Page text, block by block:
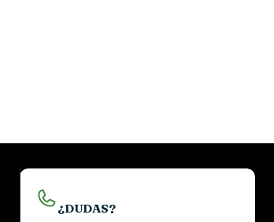
¿DUDAS?